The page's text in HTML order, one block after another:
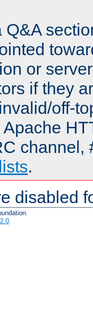
Q&A
or
if they
off-
channel,
.
disabled